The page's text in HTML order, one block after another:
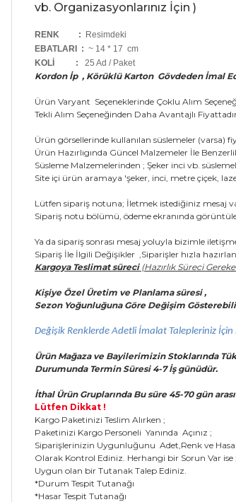
vb. Organizasyonlarınız İçin )
RENK :
Resimdeki
EBATLARI : ~ 14 * 17 cm
KOLİ
: 25 Ad / Paket
Kordon İp , Körüklü Karton Gövdeden İmal
Ürün Varyant Seçeneklerinde Çoklu Alım
Tekli Alım Seçeneğinden Daha Avantajlı
Ürün görsellerinde kullanılan süslemeler (varsa)
Ürün Hazırlıgında Güncel Malzemeler İle
Süsleme Malzemelerinden ; Şeker inci vb.
Site içi ürün aramaya 'şeker, inci, metre çiçek,
Lütfen sipariş notuna; İletmek istediğiniz mesaj
Sipariş notu bölümü, ödeme ekranında
Ya da sipariş sonrası mesaj yoluyla bizimle
Sipariş İle İlgili Değişikler ,Siparişler hızla
Kargoya Teslimat süreci (Hazırlık Süreci
Kişiye Özel Üretim ve Planlama süresi ,
Sezon Yoğunluğuna Göre Değişim
Değişik Renklerde Adetli İmalat Talepleriniz İçin
Ürün Mağaza ve Bayilerimizin Stoklarında
Durumunda Termin Süresi 4-7 İş günüdür.
İthal Ürün Gruplarında Bu süre 45-70 gün
Lütfen Dikkat !
Kargo Paketinizi Teslim Alırken ;
Paketinizi Kargo Personeli Yanında Açınız ;
Siparişlerinizin Uygunluğunu Adet,Renk ve
Olarak Kontrol Ediniz. Herhangi bir Sorun Var ise ;
Uygun olan bir Tutanak Talep Ediniz.
*Durum Tespit Tutanağı
*Hasar Tespit Tutanağı